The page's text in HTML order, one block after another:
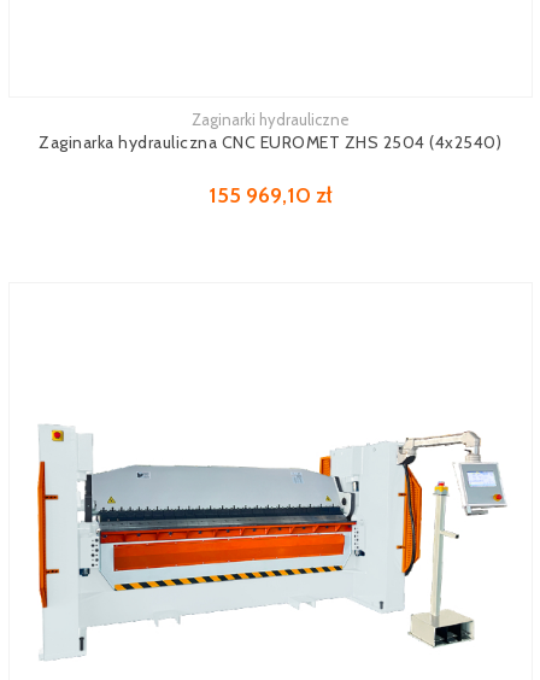
Zaginarki hydrauliczne
Zaginarka hydrauliczna CNC EUROMET ZHS 2504 (4x2540)
155 969,10 zł